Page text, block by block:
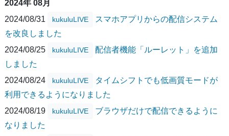
2024年 08月
2024/08/31
kukuluLIVE
スマホアプリからの配信システム
を改良しました
2024/08/25
kukuluLIVE
配信者機能「ルーレット」を追加
しました
2024/08/24
kukuluLIVE
タイムシフトでも低画質モードが
利用できるようになりました
2024/08/19
kukuluLIVE
ブラウザだけで配信できるように
なりました